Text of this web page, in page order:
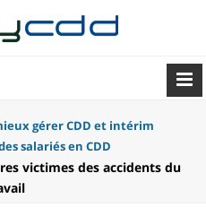
gérer CDD et intérim
salariés en CDD
victimes des accidents du